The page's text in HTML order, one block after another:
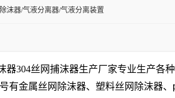
沫器/气液分离器/气液分离装置
304丝网捕沫器生产厂家专业生产各
有金属丝网除沫器、塑料丝网除沫器、